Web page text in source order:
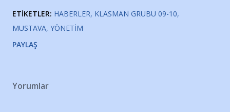
ETIKETLER: HABERLER KLASMAN GRUBU 09-10
MUSTAVA YÖNETIM
PAYLAŞ
Yorumlar